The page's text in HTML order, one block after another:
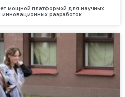
мощной платформой для научных
инновационных разработок